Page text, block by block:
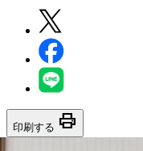
印刷する print